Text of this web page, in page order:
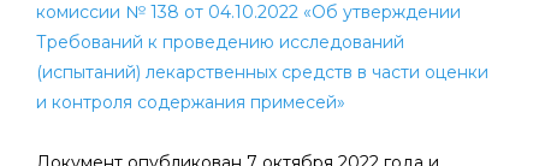
комиссии № 138 от 04.10.2022 «Об утверждении
Требований к проведению исследований
(испытаний) лекарственных средств в части оценки
и контроля содержания примесей»